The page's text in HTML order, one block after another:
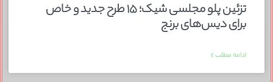
تزئین پلو مجلسی شیک؛ ۱۵ طرح جدید و خاص
برای دیس‌های برنج
ادامه مطلب »